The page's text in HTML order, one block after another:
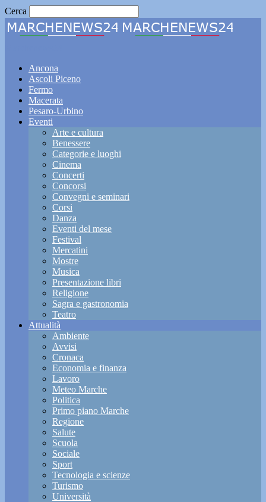
Cerca
Ancona
Ascoli Piceno
Fermo
Macerata
Pesaro-Urbino
Eventi
Arte e cultura
Benessere
Categorie e luoghi
Cinema
Concerti
Concorsi
Convegni e seminari
Corsi
Danza
Eventi del mese
Festival
Mercatini
Mostre
Musica
Presentazione libri
Religione
Sagra e gastronomia
Teatro
Attualità
Ambiente
Avvisi
Cronaca
Economia e finanza
Lavoro
Meteo Marche
Politica
Primo piano Marche
Regione
Salute
Scuola
Sociale
Sport
Tecnologia e scienze
Turismo
Università